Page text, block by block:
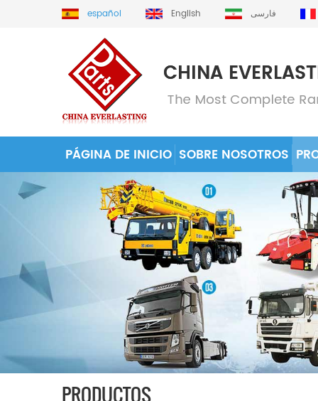
español English فارسی
PÁGINA DE INICIO SOBRE NOSOTROS
PRODUCTOS